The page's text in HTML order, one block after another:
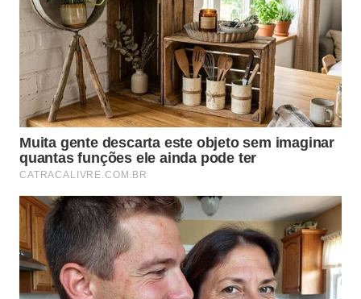
permanecer em locais altos e mantém certa
distância dos animais domésticos, evitando
conflitos na maior parte do tempo.
Com gatos, o cuidado deve ser maior, já que os
felinos possuem instinto de caça bastante
desenvolvido. Para proteger os pássaros, o ideal é
supervisionar os pets em horários de maior
movimentação das aves e preservar árvores ou
Esse equilíbrio ajuda a manter o jardim mais vivo,
saudável e conectado à natureza.